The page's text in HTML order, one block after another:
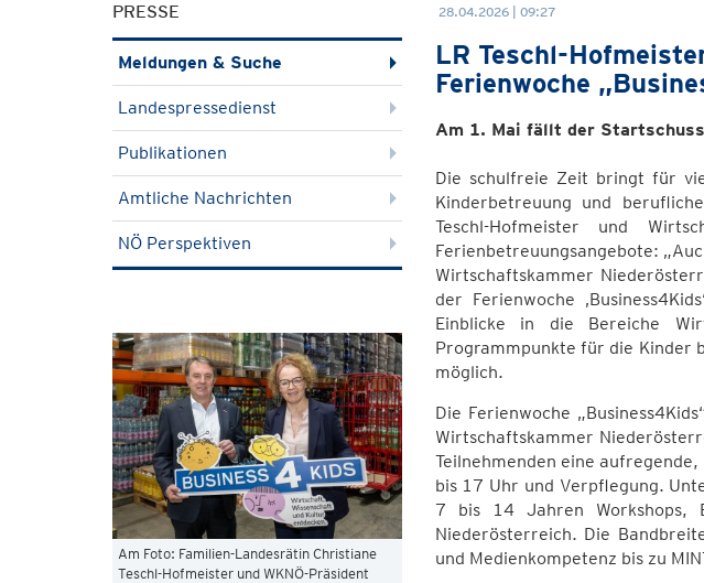
PRESSE
Meldungen & Suche
Landespressedienst
Publikationen
Amtliche Nachrichten
NÖ Perspektiven
Am Foto: Familien-Landesrätin Christiane
Teschl-Hofmeister und WKNÖ-Präsident
28.04.2026 | 09:27
LR Teschl-
Ferienwoche
Am 1. Mai fällt der
Die schulfreie Zeit bringt für
Kinderbetreuung und
Teschl-Hofmeister und
Ferienbetreuungsangebote:
Wirtschaftskammer
der Ferienwoche
Einblicke in die Bereiche
Programmpunkte für die Kinder
möglich.
Die Ferienwoche
Wirtschaftskammer
Teilnehmenden eine
bis 17 Uhr und Verpflegung.
7 bis 14 Jahren Workshops,
Niederösterreich. Die
und Medienkompetenz bis zu